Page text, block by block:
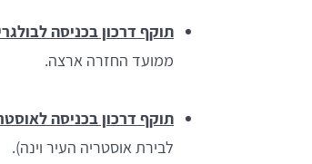
תוקף דרכון בכניסה
ממועד החזרה ארצה.
תוקף דרכון בכניסה
לבירת אוסטריה העיר וינה).